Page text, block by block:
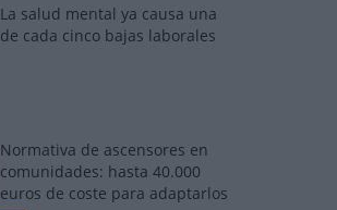
La salud mental ya causa una
de cada cinco bajas laborales
Normativa de ascensores en
comunidades: hasta 40.000
euros de coste para adaptarlos